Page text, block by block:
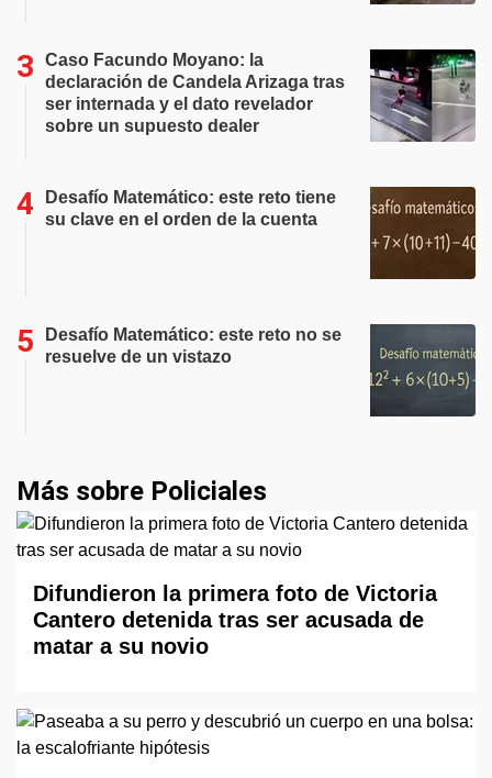
Caso Facundo Moyano: la
declaración de Candela Arizaga tras
ser internada y el dato revelador
sobre un supuesto dealer
Desafío Matemático: este reto tiene
su clave en el orden de la cuenta
Desafío Matemático: este reto no se
resuelve de un vistazo
Más sobre Policiales
Difundieron la primera foto de Victoria
Cantero detenida tras ser acusada de
matar a su novio